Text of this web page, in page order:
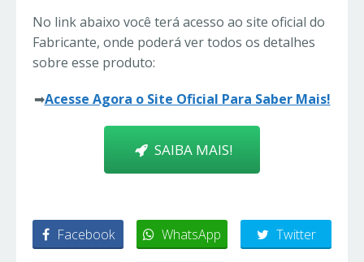
No link abaixo você terá acesso ao site oficial do
Fabricante, onde poderá ver todos os detalhes
sobre esse produto:
➡Acesse Agora o Site Oficial Para Saber Mais!
SAIBA MAIS!
Facebook WhatsApp Twitter